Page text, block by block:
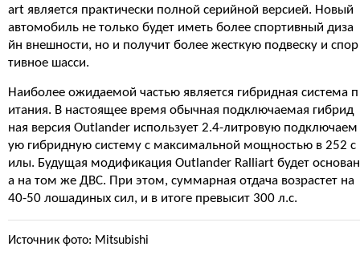
art является практически полной серийной версией. Новый
автомобиль не только будет иметь более спортивный диза
йн внешности, но и получит более жесткую подвеску и спор
тивное шасси.
Наиболее ожидаемой частью является гибридная система п
итания. В настоящее время обычная подключаемая гибрид
ная версия Outlander использует 2.4-литровую подключаем
ую гибридную систему с максимальной мощностью в 252 с
илы. Будущая модификация Outlander Ralliart будет основан
а на том же ДВС. При этом, суммарная отдача возрастет на
40-50 лошадиных сил, и в итоге превысит 300 л.с.
Источник фото: Mitsubishi